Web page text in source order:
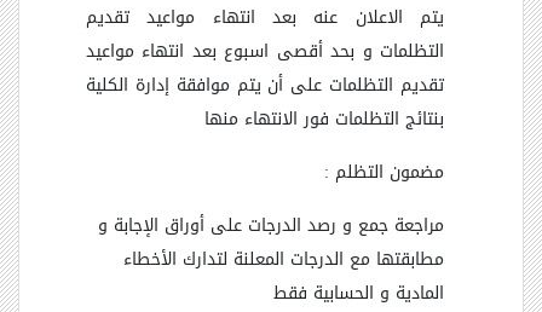
يتم الاعلان عنه بعد انتهاء مواعيد تقديم
التظلمات و بحد أقصى اسبوع بعد انتهاء مواعيد
تقديم التظلمات على أن يتم موافقة إدارة الكلية
بنتائج التظلمات فور الانتهاء منها
مضمون التظلم :
مراجعة جمع و رصد الدرجات على أوراق الإجابة و
مطابقتها مع الدرجات المعلنة لتدارك الأخطاء
المادية و الحسابية فقط